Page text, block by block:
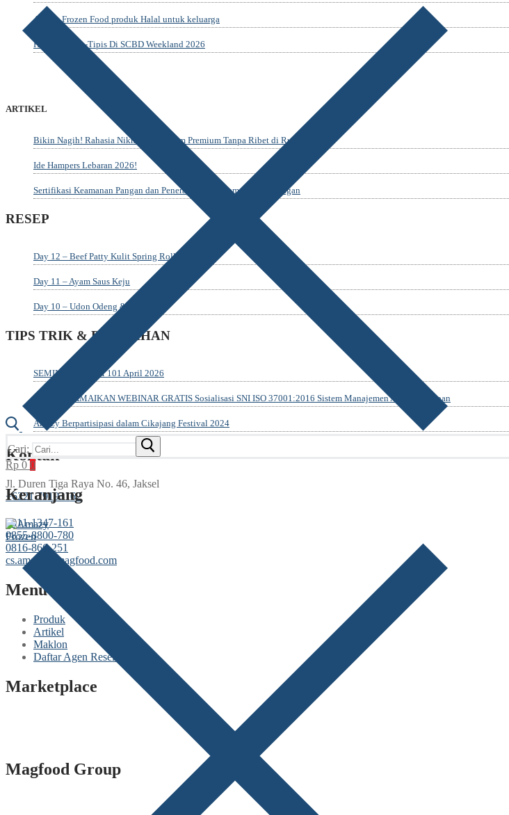
Cari:
Rp 0 0
Keranjang
Amazy Frozen Food produk Halal untuk keluarga
Healing Tipis-Tipis Di SCBD Weekland 2026
ARTIKEL
Bikin Nagih! Rahasia Nikmatin Dimsum Premium Tanpa Ribet di Rumah
Ide Hampers Lebaran 2026!
Sertifikasi Keamanan Pangan dan Penerapannya dalam Industri Pangan
RESEP
Day 12 – Beef Patty Kulit Spring Roll
Day 11 – Ayam Saus Keju
Day 10 – Udon Odeng & Tempura
TIPS TRIK & PELATIHAN
SEMINAR UMKM 101 April 2026
YUUKK RAMAIKAN WEBINAR GRATIS Sosialisasi SNI ISO 37001:2016 Sistem Manajemen Anti Penyuapan
Amazy Berpartisipasi dalam Cikajang Festival 2024
Kontak
Jl. Duren Tiga Raya No. 46, Jaksel
‎+6221 79193162
‪0811-1347-161
‪0855-8800-780
‪0816-866-251
cs.amazy@magfood.com
Menu
Produk
Artikel
Maklon
Daftar Agen Reseller
Marketplace
Magfood Group